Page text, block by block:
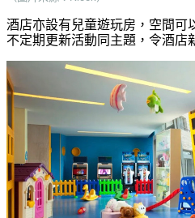
酒店亦設有兒童遊玩房，空間可
不定期更新活動同主題，令酒店